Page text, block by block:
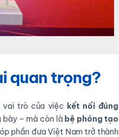
quan trọng?
vai trò của việc kết nối đúng
bày – mà còn là bệ phóng tạo
phần đưa Việt Nam trở thành